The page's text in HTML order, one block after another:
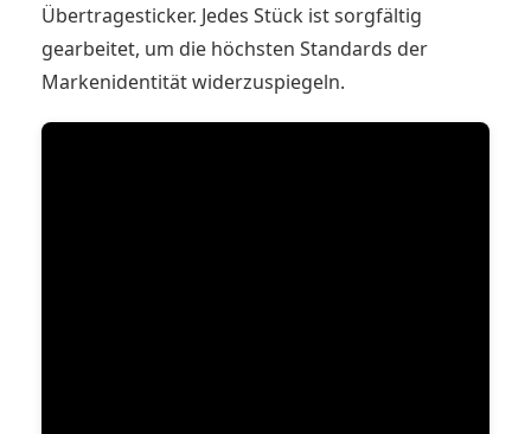
Übertragesticker. Jedes Stück ist sorgfältig
gearbeitet, um die höchsten Standards der
Markenidentität widerzuspiegeln.